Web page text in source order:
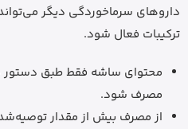
داروهای سرماخوردگی دیگر
ترکیبات فعال شود.
محتوای ساشه فقط طبق دستور
مصرف شود.
از مصرف بیش از مقدار